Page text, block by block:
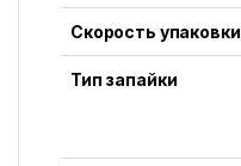
Скорость упаковки
Тип запайки